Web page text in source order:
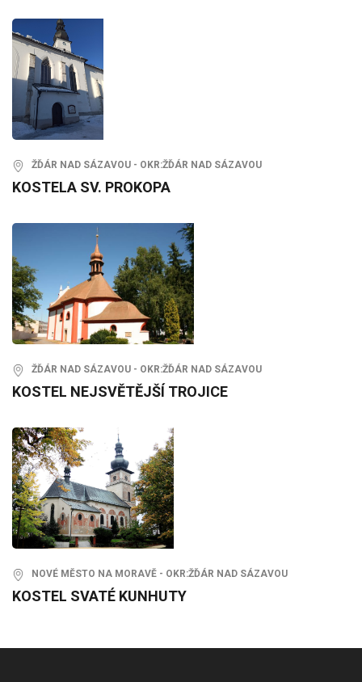
ŽĎÁR NAD SÁZAVOU - OKR:ŽĎÁR NAD SÁZAVOU
KOSTELA SV. PROKOPA
ŽĎÁR NAD SÁZAVOU - OKR:ŽĎÁR NAD SÁZAVOU
KOSTEL NEJSVĚTĚJŠÍ TROJICE
NOVÉ MĚSTO NA MORAVĚ - OKR:ŽĎÁR NAD SÁZAVOU
KOSTEL SVATÉ KUNHUTY